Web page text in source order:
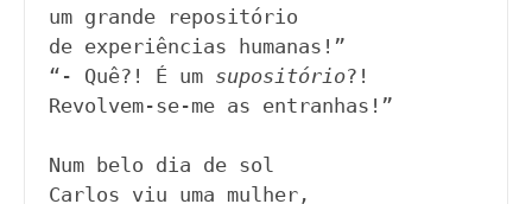
um grande repositório
de experiências humanas!”
“- Quê?! É um supositório?!
Revolvem-se-me as entranhas!”
Num belo dia de sol
Carlos viu uma mulher,